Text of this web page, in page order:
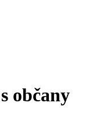
občany